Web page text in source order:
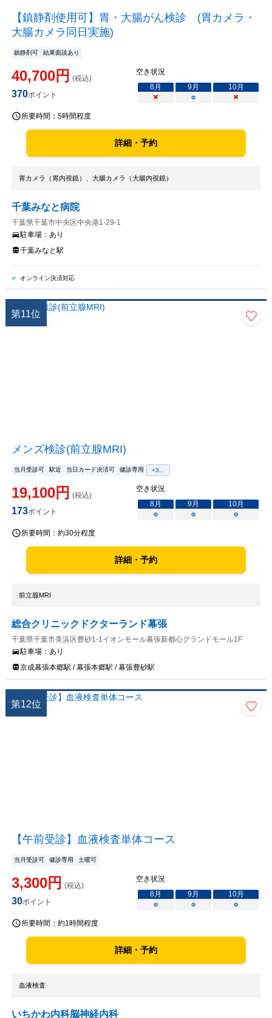
【鎮静剤使用可】胃・大腸がん検診 (胃カメラ・
大腸カメラ同日実施)
鎮静剤可 結果面談あり
40,700円 (税込)
370ポイント
空き状況
8月 9月 10月
×
○ ×
所要時間： 5時間程度
詳細・予約
胃カメラ（胃内視鏡）、大腸カメラ（大腸内視鏡）
千葉みなと病院
千葉県千葉市中央区中央港1-29-1
駐車場： あり
千葉みなと駅
オンライン決済対応
第11位
メンズ検診(前立腺MRI)
当月受診可 駅近 当日カード決済可 健診専用 +3...
19,100円 (税込)
173ポイント
空き状況
8月 9月 10月
○
○ ○
所要時間： 約30分程度
詳細・予約
前立腺MRI
総合クリニックドクターランド幕張
千葉県千葉市美浜区豊砂1-1イオンモール幕張新都心グランドモール1F
駐車場： あり
京成幕張本郷駅 / 幕張本郷駅 / 幕張豊砂駅
第12位
【午前受診】血液検査単体コース
当月受診可 健診専用 土曜可
3,300円 (税込)
30ポイント
空き状況
8月 9月 10月
○
○ ○
所要時間： 約1時間程度
詳細・予約
血液検査
いちかわ内科脳神経内科